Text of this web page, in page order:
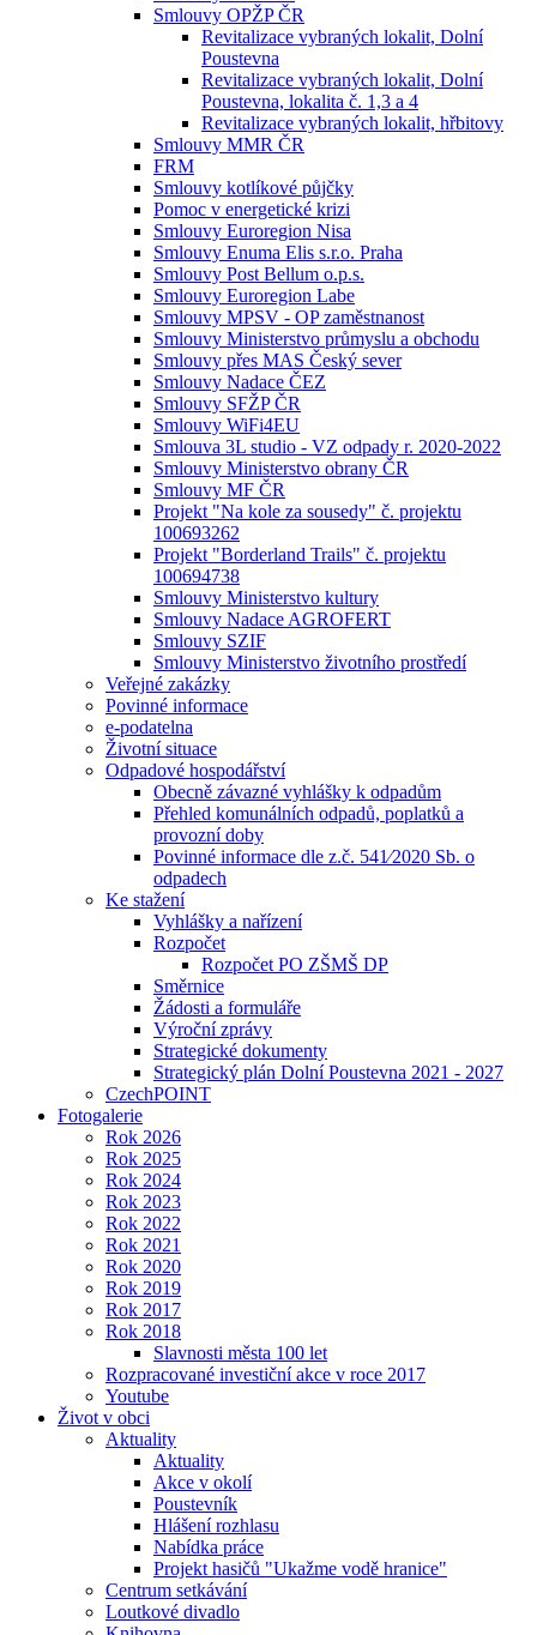
Smlouvy OPŽP ČR
Revitalizace vybraných lokalit, Dolní
Poustevna
Revitalizace vybraných lokalit, Dolní
Poustevna, lokalita č. 1,3 a 4
Revitalizace vybraných lokalit, hřbitovy
Smlouvy MMR ČR
FRM
Smlouvy kotlíkové půjčky
Pomoc v energetické krizi
Smlouvy Euroregion Nisa
Smlouvy Enuma Elis s.r.o. Praha
Smlouvy Post Bellum o.p.s.
Smlouvy Euroregion Labe
Smlouvy MPSV - OP zaměstnanost
Smlouvy Ministerstvo průmyslu a obchodu
Smlouvy přes MAS Český sever
Smlouvy Nadace ČEZ
Smlouvy SFŽP ČR
Smlouvy WiFi4EU
Smlouva 3L studio - VZ odpady r. 2020-2022
Smlouvy Ministerstvo obrany ČR
Smlouvy MF ČR
Projekt "Na kole za sousedy" č. projektu
100693262
Projekt "Borderland Trails" č. projektu
100694738
Smlouvy Ministerstvo kultury
Smlouvy Nadace AGROFERT
Smlouvy SZIF
Smlouvy Ministerstvo životního prostředí
Veřejné zakázky
Povinné informace
e-podatelna
Životní situace
Odpadové hospodářství
Obecně závazné vyhlášky k odpadům
Přehled komunálních odpadů, poplatků a
provozní doby
Povinné informace dle z.č. 541⁄2020 Sb. o
odpadech
Ke stažení
Vyhlášky a nařízení
Rozpočet
Rozpočet PO ZŠMŠ DP
Směrnice
Žádosti a formuláře
Výroční zprávy
Strategické dokumenty
Strategický plán Dolní Poustevna 2021 - 2027
CzechPOINT
Fotogalerie
Rok 2026
Rok 2025
Rok 2024
Rok 2023
Rok 2022
Rok 2021
Rok 2020
Rok 2019
Rok 2017
Rok 2018
Slavnosti města 100 let
Rozpracované investiční akce v roce 2017
Youtube
Život v obci
Aktuality
Aktuality
Akce v okolí
Poustevník
Hlášení rozhlasu
Nabídka práce
Projekt hasičů "Ukažme vodě hranice"
Centrum setkávání
Loutkové divadlo